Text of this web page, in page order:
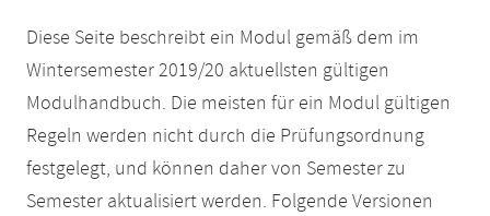
Diese Seite beschreibt ein Modul gemäß dem im
Wintersemester 2019/20 aktuellsten gültigen
Modulhandbuch. Die meisten für ein Modul gültigen
Regeln werden nicht durch die Prüfungsordnung
festgelegt, und können daher von Semester zu
Semester aktualisiert werden. Folgende Versionen